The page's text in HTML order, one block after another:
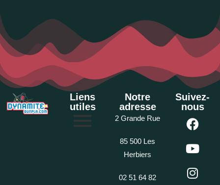
Liens
utiles
Notre
adresse
2 Grande Rue
85 500 Les
Herbiers
02 51 64 82
Suivez-
nous